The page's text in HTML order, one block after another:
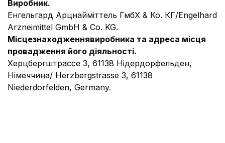
Виробник.
Енгельгард Арцнайміттель ГмбХ & Ко. КГ/Engelhard
Arzneimittel GmbH & Co. KG.
Місцезнаходженнявиробника та адреса місця
провадження його діяльності.
Херцбергштрассе 3, 61138 Нідердорфельден,
Німеччина/ Herzbergstrasse 3, 61138
Niederdorfelden, Germany.